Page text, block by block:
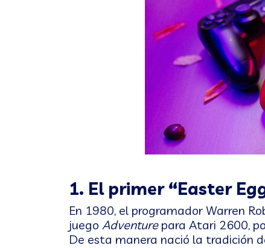
1. El primer “Easter
En 1980, el programador Warren
juego Adventurepara Atari 2600,
De esta manera nació la tradición